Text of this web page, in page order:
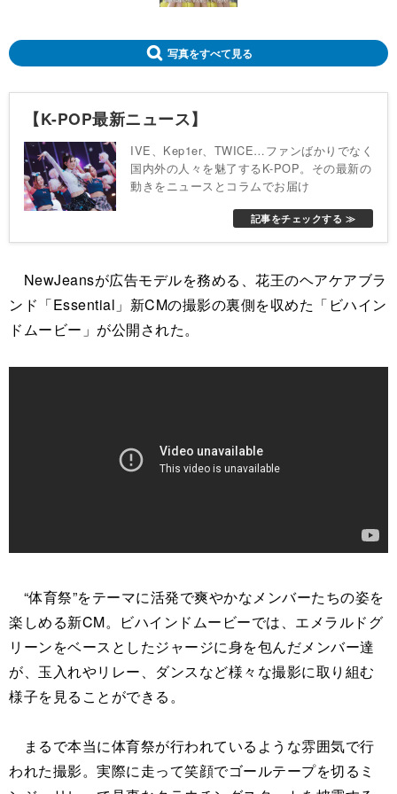
写真をすべて見る
【K-POP最新ニュース】
IVE、Kep1er、TWICE…ファンばかりでなく
国内外の人々を魅了するK-POP。その最新の
動きをニュースとコラムでお届け
記事をチェックする ≫
NewJeansが広告モデルを務める、花王のヘアケアブラ
ンド「Essential」新CMの撮影の裏側を収めた「ビハイン
ドムービー」が公開された。
“体育祭”をテーマに活発で爽やかなメンバーたちの姿を
楽しめる新CM。ビハインドムービーでは、エメラルドグ
リーンをベースとしたジャージに身を包んだメンバー達
が、玉入れやリレー、ダンスなど様々な撮影に取り組む
様子を見ることができる。
まるで本当に体育祭が行われているような雰囲気で行
われた撮影。実際に走って笑顔でゴールテープを切るミ